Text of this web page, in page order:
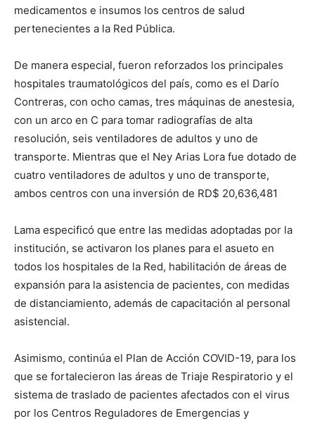
medicamentos e insumos los centros de salud
pertenecientes a la Red Pública.
De manera especial, fueron reforzados los principales
hospitales traumatológicos del país, como es el Darío
Contreras, con ocho camas, tres máquinas de anestesia,
con un arco en C para tomar radiografías de alta
resolución, seis ventiladores de adultos y uno de
transporte. Mientras que el Ney Arias Lora fue dotado de
cuatro ventiladores de adultos y uno de transporte,
ambos centros con una inversión de RD$ 20,636,481
Lama especificó que entre las medidas adoptadas por la
institución, se activaron los planes para el asueto en
todos los hospitales de la Red, habilitación de áreas de
expansión para la asistencia de pacientes, con medidas
de distanciamiento, además de capacitación al personal
asistencial.
Asimismo, continúa el Plan de Acción COVID-19, para los
que se fortalecieron las áreas de Triaje Respiratorio y el
sistema de traslado de pacientes afectados con el virus
por los Centros Reguladores de Emergencias y